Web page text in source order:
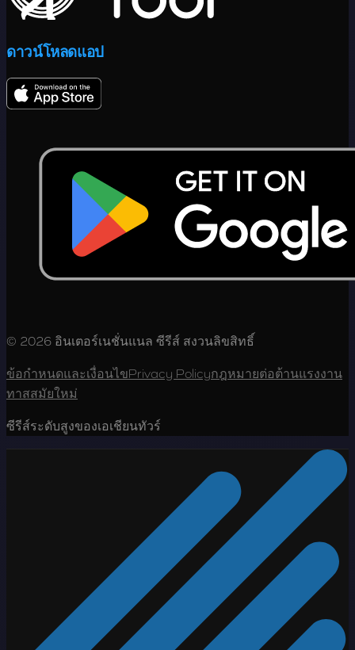
ดาวน์โหลดแอป
© 2026 อินเตอร์เนชั่นแนล ซีรีส์ สงวนลิขสิทธิ์
ข้อกำหนดและเงื่อนไขPrivacy Policyกฎหมายต่อต้านแรงงาน
ทาสสมัยใหม่
ซีรีส์ระดับสูงของเอเชียนทัวร์